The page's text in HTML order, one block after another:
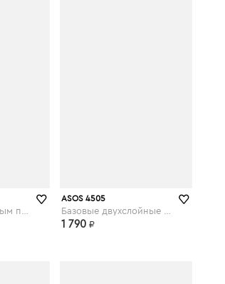
ASOS 4505
1 790 ₽